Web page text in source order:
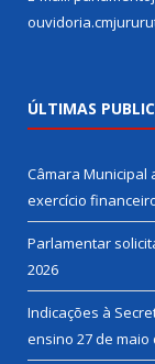
ÚLTIMAS
Câmara Municipal
exercício
Parlamentar
2026
Indicações à
ensino 27 de maio